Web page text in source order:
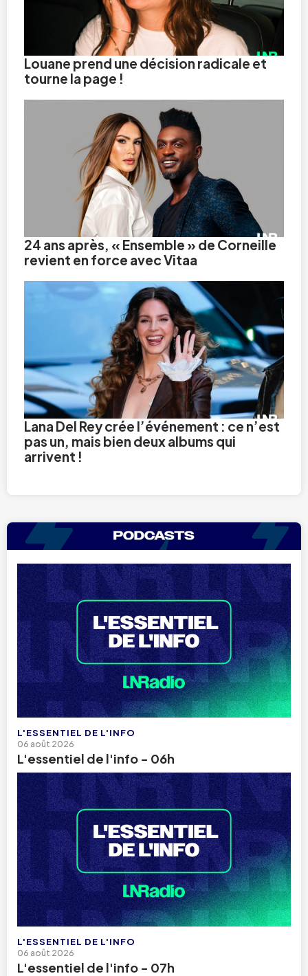
Louane prend une décision radicale et
tourne la page !
24 ans après, « Ensemble » de Corneille
revient en force avec Vitaa
Lana Del Rey crée l’événement : ce n’est
pas un, mais bien deux albums qui
arrivent !
L'ESSENTIEL DE L'INFO
06 août 2026
L'essentiel de l'info - 06h
L'ESSENTIEL DE L'INFO
06 août 2026
L'essentiel de l'info - 07h